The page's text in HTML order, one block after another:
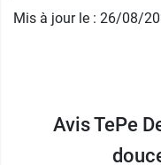
contient pas de
brossage plus
pas moins fluoré
Mis à jour le : 26/08/
Avis TePe